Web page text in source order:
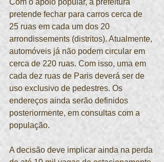
Com o apoio popular, a prefeitura
pretende fechar para carros cerca de
25 ruas em cada um dos 20
arrondissements (distritos). Atualmente,
automóveis já não podem circular em
cerca de 220 ruas. Com isso, uma em
cada dez ruas de Paris deverá ser de
uso exclusivo de pedestres. Os
endereços ainda serão definidos
posteriormente, em consultas com a
população.
A decisão deve implicar ainda na perda